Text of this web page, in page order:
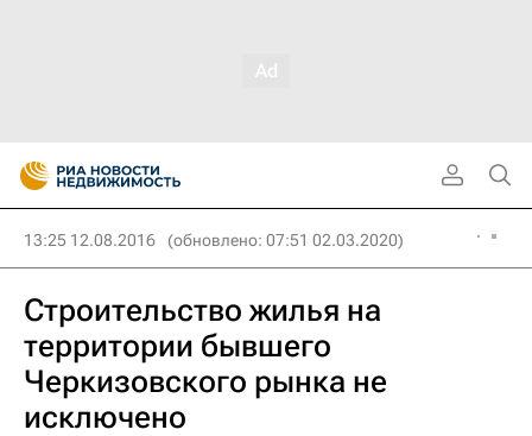
13:25 12.08.2016 (обновлено: 07:51 02.03.2020)
Строительство жилья на
территории бывшего
Черкизовского рынка не
исключено